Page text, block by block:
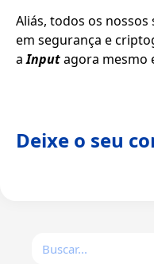
Aliás, todos os
em segurança e
aInputagora mesmo
Deixe o seu